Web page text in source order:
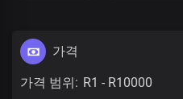
가격
가격 범위: